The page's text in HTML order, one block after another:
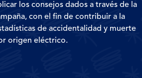
los consejos dados a través de la
con el fin de contribuir a la
de accidentalidad y muerte
origen eléctrico.